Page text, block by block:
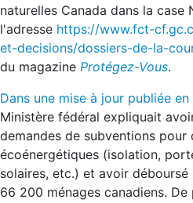
naturelles Canada dans la case
l'adresse https://www.fct-
et-decisions/dossiers-de-la-
du magazine Protégez-Vous.
Dans une mise à jour publiée
Ministère fédéral expliquait
demandes de subventions pour
écoénergétiques (isolation,
solaires, etc.) et avoir
66 200 ménages canadiens.